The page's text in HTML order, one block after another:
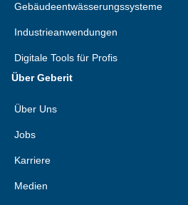
Gebäudeentwässerungssysteme
Industrieanwendungen
Digitale Tools für Profis
Über Geberit
Über Uns
Jobs
Karriere
Medien